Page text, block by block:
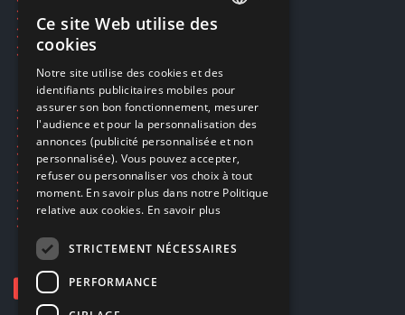
Restauration CD griffés
Réparations & SAV
Smartpoints
Ecogaming
Expédition & retours
Confidentialité
Conditions générales
EA Sport UFC 6
Call of Duty: Modern Warfare 4
Rachat et revente de jeux en cash
ENGLISH
Ce site Web utilise des
cookies
Notre site utilise des cookies et des
identifiants publicitaires mobiles pour
assurer son bon fonctionnement, mesurer
l'audience et pour la personnalisation des
annonces (publicité personnalisée et non
personnalisée). Vous pouvez accepter,
refuser ou personnaliser vos choix à tout
moment. En savoir plus dans notre Politique
relative aux cookies. En savoir plus
STRICTEMENT NÉCESSAIRES
PERFORMANCE